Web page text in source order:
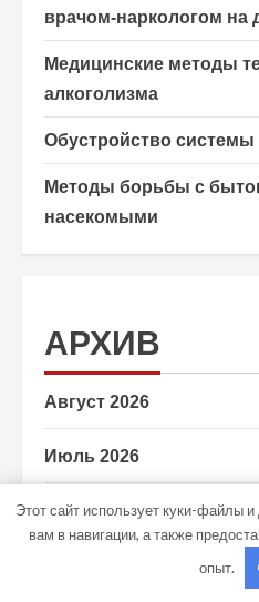
врачом-наркологом на
Медицинские методы
алкоголизма
Обустройство системы
Методы борьбы с
насекомыми
АРХИВ
Август 2026
Июль 2026
Июнь 2026
Этот сайт использует куки-файлы
вам в навигации, а также
опыт.